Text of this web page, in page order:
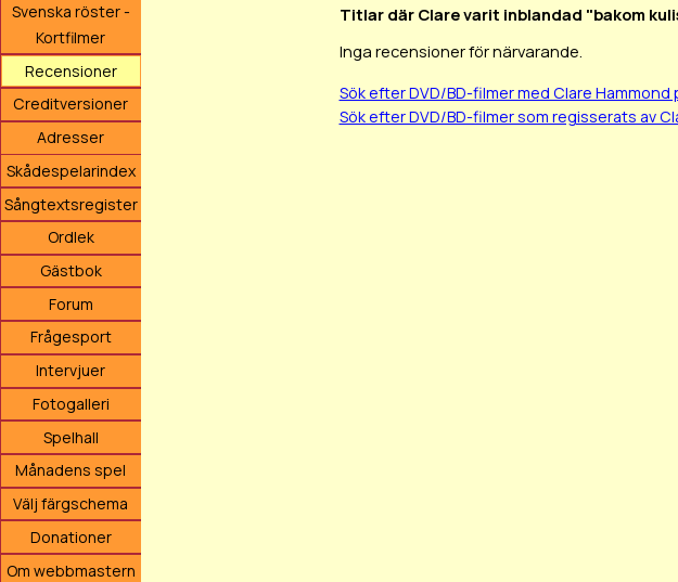
Svenska röster -
Kortfilmer
Recensioner
Creditversioner
Adresser
Skådespelarindex
Sångtextsregister
Ordlek
Gästbok
Forum
Frågesport
Intervjuer
Fotogalleri
Spelhall
Månadens spel
Välj färgschema
Donationer
Om webbmastern
Titlar där Clare varit inblandad "bakom
Inga recensioner för närvarande.
Sök efter DVD/BD-filmer med Clare Hammond
Sök efter DVD/BD-filmer som regisserats av